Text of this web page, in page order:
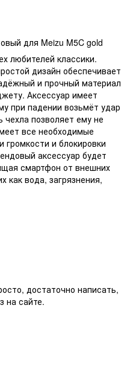
для Meizu M5C gold
любителей классики.
дизайн обеспечивает
и прочный материал
Аксессуар имеет
при падении возьмёт удар
позволяет ему не
все необходимые
громкости и блокировки
аксессуар будет
смартфон от внешних
как вода, загрязнения,
достаточно написать,
на сайте.